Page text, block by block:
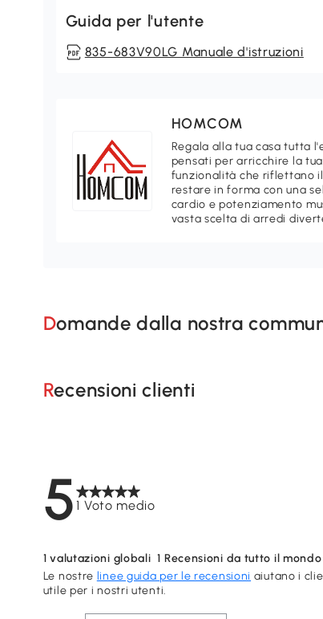
Guida per l'utente
835-683V90LG Manuale d'istruzioni
HOMCOM
Regala alla tua casa tutta
pensati per arricchire la
funzionalità che riflettano
restare in forma con una
cardio e potenziamento
vasta scelta di arredi
Domande dalla nostra
Recensioni clienti
51 Voto medio
1 valutazioni globali 1 Recensioni da tutto il mondo
Le nostre linee guida per le recensioni aiutano i
utile per i nostri utenti.